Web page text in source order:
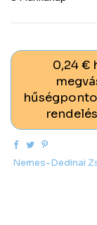
0,24 €
Nemes-Dedinai